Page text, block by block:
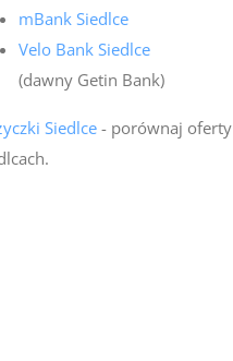
mBank Siedlce
Velo Bank Siedlce
(dawny Getin Bank)
Siedlce- porównaj